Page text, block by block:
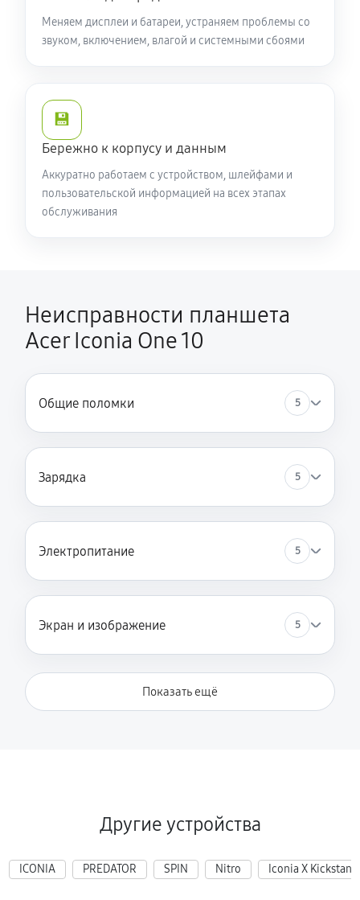
Меняем дисплеи и батареи, устраняем проблемы со
звуком, включением, влагой и системными сбоями
💾
Бережно к корпусу и данным
Аккуратно работаем с устройством, шлейфами и
пользовательской информацией на всех этапах
обслуживания
Неисправности планшета
Acer Iconia One 10
Общие поломки 5
Зарядка 5
Электропитание 5
Экран и изображение 5
Показать ещё
Другие устройства
ICONIA PREDATOR SPIN Nitro Iconia X Kickstand